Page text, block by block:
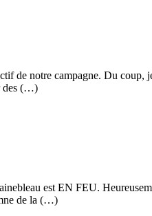
de notre campagne. Du
des (…)
est EN FEU.
de la (…)